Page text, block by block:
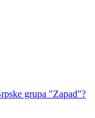
grupa "Zapad"?